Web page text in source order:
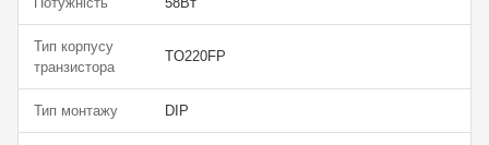
Тип корпусу
транзистора
TO220FP
Тип монтажу DIP